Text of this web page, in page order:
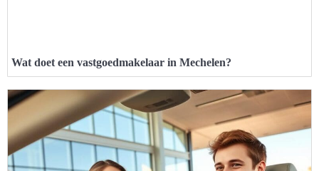
Wat doet een vastgoedmakelaar in Mechelen?